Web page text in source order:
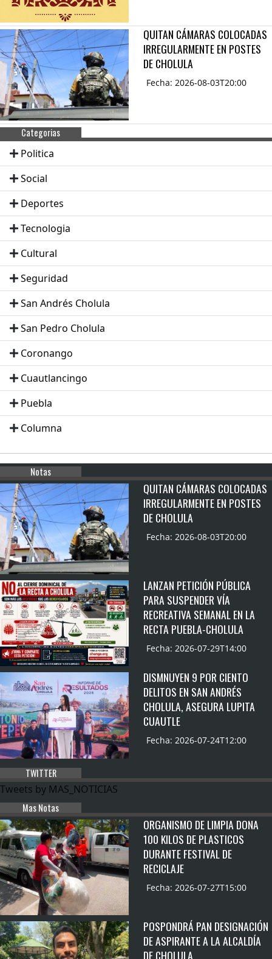
QUITAN CÁMARAS COLOCADAS
IRREGULARMENTE EN POSTES
DE CHOLULA
Fecha: 2026-08-03T20:00
Categorias
Politica
Social
Deportes
Tecnologia
Cultural
Seguridad
San Andrés Cholula
San Pedro Cholula
Coronango
Cuautlancingo
Puebla
Columna
Notas
QUITAN CÁMARAS COLOCADAS
IRREGULARMENTE EN POSTES
DE CHOLULA
Fecha: 2026-08-03T20:00
LANZAN PETICIÓN PÚBLICA
PARA SUSPENDER VÍA
RECREATIVA SEMANAL EN LA
RECTA PUEBLA-CHOLULA
Fecha: 2026-07-29T14:00
DISMNUYEN 9 POR CIENTO
DELITOS EN SAN ANDRÉS
CHOLULA, ASEGURA LUPITA
CUAUTLE
Fecha: 2026-07-24T12:00
TWITTER
Tweets by MAS_NOTICIAS
Mas Notas
ORGANISMO DE LIMPIA DONA
100 KILOS DE PLASTICOS
DURANTE FESTIVAL DE
RECICLAJE
Fecha: 2026-07-27T15:00
POSPONDRÁ PAN DESIGNACIÓN
DE ASPIRANTE A LA ALCALDÍA
DE CHOLULA